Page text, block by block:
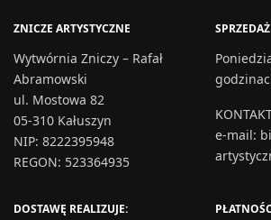
ZNICZE ARTYSTYCZNE
Wytwórnia Zniczy – Rafał
Abramowski
ul. Mostowa 82
05-310 Kałuszyn
NIP: 8222395948
REGON: 523364935
e-mail:
DOSTAWĘ REALIZUJE: